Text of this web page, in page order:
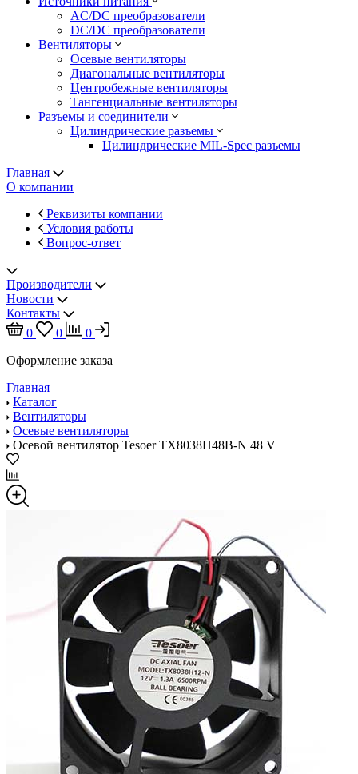
AC/DC преобразователи
DC/DC преобразователи
Вентиляторы
Осевые вентиляторы
Диагональные вентиляторы
Центробежные вентиляторы
Тангенциальные вентиляторы
Разъемы и соединители
Цилиндрические разъемы
Цилиндрические MIL-Spec разъемы
Главная
О компании
Реквизиты компании
Условия работы
Вопрос-ответ
Производители
Новости
Контакты
0
0
0
Оформление заказа
Главная
Каталог
Вентиляторы
Осевые вентиляторы
Осевой вентилятор Tesoer TX8038H48B-N 48 V